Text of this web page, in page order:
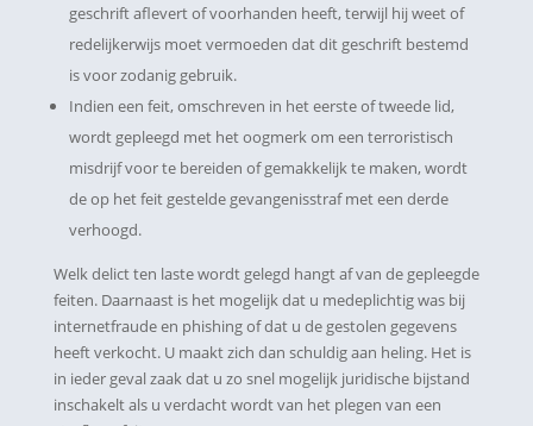
geschrift aflevert of voorhanden heeft, terwijl hij weet of
redelijkerwijs moet vermoeden dat dit geschrift bestemd
is voor zodanig gebruik.
Indien een feit, omschreven in het eerste of tweede lid,
wordt gepleegd met het oogmerk om een terroristisch
misdrijf voor te bereiden of gemakkelijk te maken, wordt
de op het feit gestelde gevangenisstraf met een derde
verhoogd.
Welk delict ten laste wordt gelegd hangt af van de gepleegde
feiten. Daarnaast is het mogelijk dat u medeplichtig was bij
internetfraude en phishing of dat u de gestolen gegevens
heeft verkocht. U maakt zich dan schuldig aan heling. Het is
in ieder geval zaak dat u zo snel mogelijk juridische bijstand
inschakelt als u verdacht wordt van het plegen van een